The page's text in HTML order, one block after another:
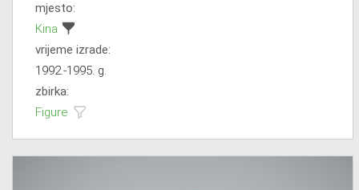
mjesto:
Kina
vrijeme izrade:
1992.-1995. g.
zbirka:
Figure